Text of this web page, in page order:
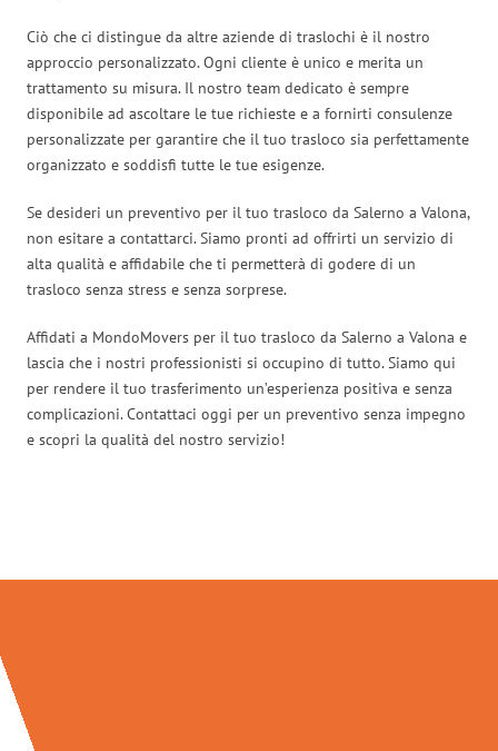
Ciò che ci distingue da altre aziende di traslochi è il nostro
approccio personalizzato. Ogni cliente è unico e merita un
trattamento su misura. Il nostro team dedicato è sempre
disponibile ad ascoltare le tue richieste e a fornirti consulenze
personalizzate per garantire che il tuo trasloco sia perfettamente
organizzato e soddisfi tutte le tue esigenze.
Se desideri un preventivo per il tuo trasloco da Salerno a Valona,
non esitare a contattarci. Siamo pronti ad offrirti un servizio di
alta qualità e affidabile che ti permetterà di godere di un
trasloco senza stress e senza sorprese.
Affidati a MondoMovers per il tuo trasloco da Salerno a Valona e
lascia che i nostri professionisti si occupino di tutto. Siamo qui
per rendere il tuo trasferimento un’esperienza positiva e senza
complicazioni. Contattaci oggi per un preventivo senza impegno
e scopri la qualità del nostro servizio!